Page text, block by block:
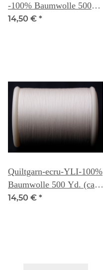
-100% Baumwolle 500
Yd. (ca 457m) -
14,50 € *
Quiltgarn-ecru-YLI-100%
Baumwolle 500 Yd. (ca
457m) - 3.Generation
14,50 € *